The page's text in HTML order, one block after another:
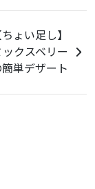
ちょい足し】
ックスベリー
単デザート